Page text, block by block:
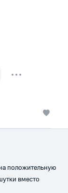
положительную
вместо